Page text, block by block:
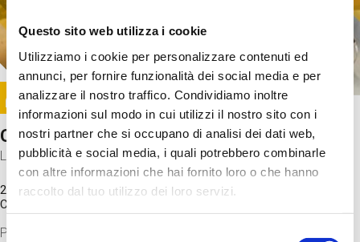
Questo sito web utilizza i cookie
Utilizziamo i cookie per personalizzare contenuti ed
annunci, per fornire funzionalità dei social media e per
analizzare il nostro traffico. Condividiamo inoltre
informazioni sul modo in cui utilizzi il nostro sito con i
nostri partner che si occupano di analisi dei dati web,
pubblicità e social media, i quali potrebbero combinarle
con altre informazioni che hai fornito loro o che hanno
raccolto dal tuo utilizzo dei loro servizi.
Selezione
Image
SUNDAY@STEP
Come funziona il cervello?
Laboratorio
20 Set 2026 / 11:15 - 13:00
Costo
Proveremo a costruire un cervello in cartoncino cercando di